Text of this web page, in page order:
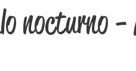
nocturno -